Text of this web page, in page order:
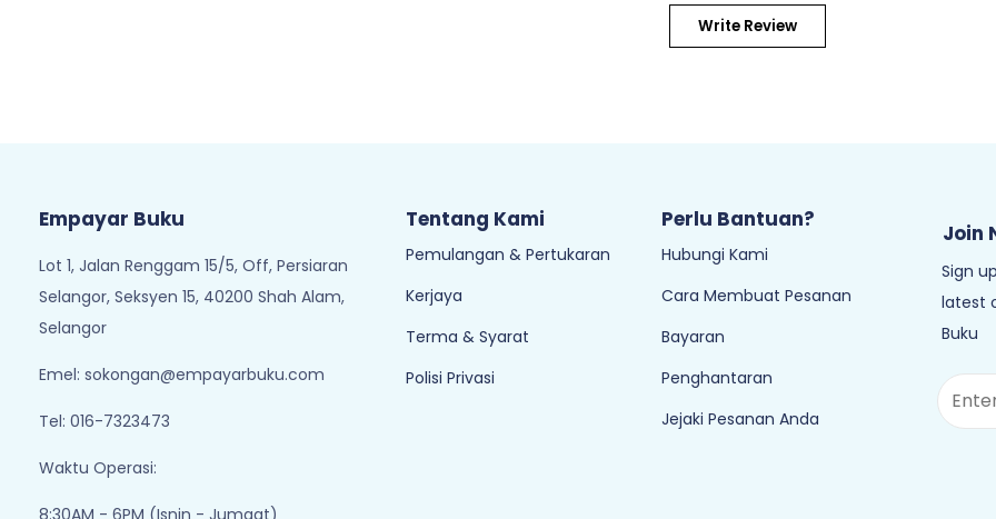
Write Review
Empayar Buku
Lot 1, Jalan Renggam 15/5, Off, Persiaran
Selangor, Seksyen 15, 40200 Shah Alam,
Selangor
Emel: sokongan@empayarbuku.com
Tel: 016-7323473
Waktu Operasi:
8:30AM - 6PM (Isnin - Jumaat)
Tentang Kami
Pemulangan & Pertukaran
Kerjaya
Terma & Syarat
Polisi Privasi
Perlu Bantuan?
Hubungi Kami
Cara Membuat Pesanan
Bayaran
Penghantaran
Jejaki Pesanan Anda
Join
Sign
latest
Buku